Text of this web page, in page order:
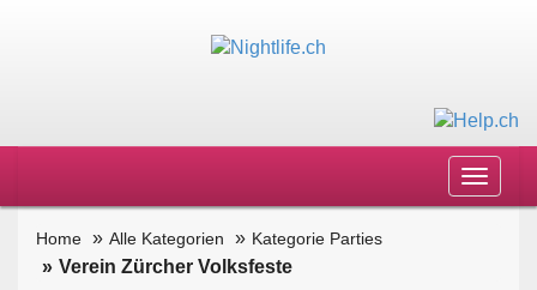
Toggle
Home Alle Kategorien Kategorie Parties
Verein Zürcher Volksfeste